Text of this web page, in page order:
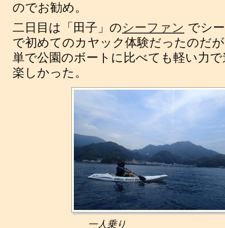
のでお勧め。
二日目は「田子」のシーファン でシ
で初めてのカヤック体験だったのだ
単で公園のボートに比べても軽い力
楽しかった。
一人乗り